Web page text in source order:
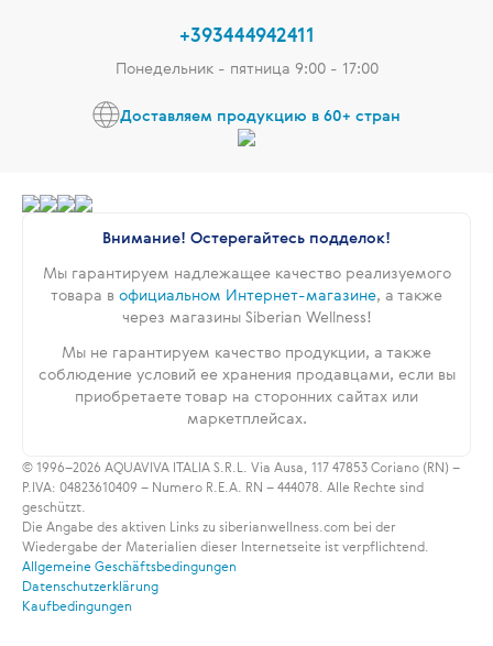
+393444942411
Понедельник - пятница 9:00 - 17:00
Доставляем продукцию в 60+ стран
Внимание! Остерегайтесь подделок!
Мы гарантируем надлежащее качество реализуемого
товара в официальном Интернет-магазине, а также
через магазины Siberian Wellness!
Мы не гарантируем качество продукции, а также
соблюдение условий ее хранения продавцами, если вы
приобретаете товар на сторонних сайтах или
маркетплейсах.
© 1996–2026 AQUAVIVA ITALIA S.R.L. Via Ausa, 117 47853 Coriano (RN) –
P.IVA: 04823610409 – Numero R.E.A. RN – 444078. Alle Rechte sind
geschützt.
Die Angabe des aktiven Links zu siberianwellness.com bei der
Wiedergabe der Materialien dieser Internetseite ist verpflichtend.
Allgemeine Geschäftsbedingungen
Datenschutzerklärung
Kaufbedingungen